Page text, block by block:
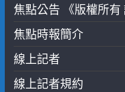
焦點公告 《版權所有
焦點時報簡介
線上記者
線上記者規約